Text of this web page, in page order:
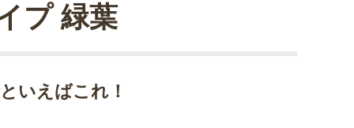
いえばこれ！
プ 緑葉